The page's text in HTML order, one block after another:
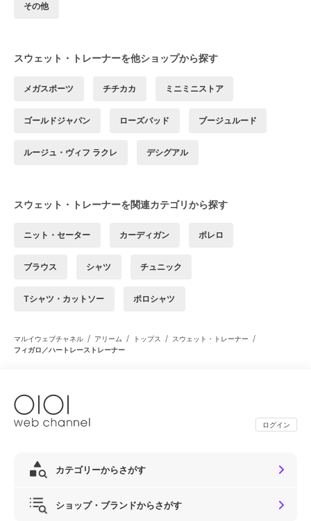
その他
スウェット・トレーナーを他ショップから探す
メガスポーツ チチカカ ミニミニストア
ゴールドジャパン ローズバッド ブージュルード
ルージュ・ヴィフ ラクレ デシグアル
スウェット・トレーナーを関連カテゴリから探す
ニット・セーター カーディガン ボレロ
ブラウス シャツ チュニック
Tシャツ・カットソー ポロシャツ
マルイウェブチャネル / アリーム / トップス / スウェット・トレーナー /
フィガロ／ハートレーストレーナー
ログイン
カテゴリーからさがす
ショップ・ブランドからさがす